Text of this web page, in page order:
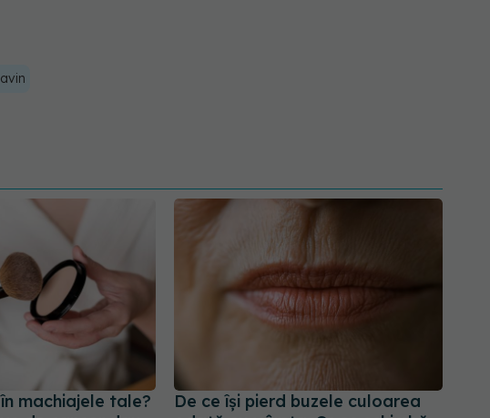
machiajele tale?
De ce își pierd buzele culoarea